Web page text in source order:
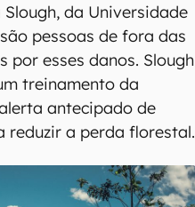
da Universidade
pessoas de fora das
por esses danos. Slough
treinamento da
antecipado de
reduzir a perda florestal.